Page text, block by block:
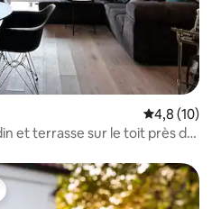
Note
4,8 (10)
et terrasse sur le toit près du